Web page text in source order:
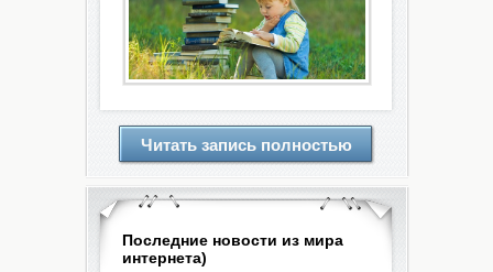
Читать запись полностью
Последние новости из мира
интернета)